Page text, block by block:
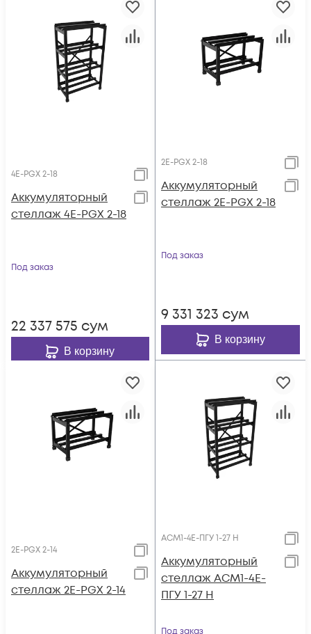
4E-PGX 2-18
Аккумуляторный
стеллаж 4E-PGX 2-18
Под заказ
22 337 575 сум
В корзину
2E-PGX 2-18
Аккумуляторный
стеллаж 2E-PGX 2-18
Под заказ
9 331 323 сум
В корзину
2E-PGX 2-14
Аккумуляторный
стеллаж 2E-PGX 2-14
АСМ1-4E-ПГУ 1-27 H
Аккумуляторный
стеллаж АСМ1-4E-
ПГУ 1-27 H
Под заказ